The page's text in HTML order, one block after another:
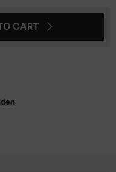
CART